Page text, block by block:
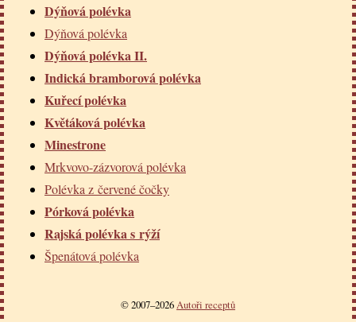
Dýňová polévka
Dýňová polévka
Dýňová polévka II.
Indická bramborová polévka
Kuřecí polévka
Květáková polévka
Minestrone
Mrkvovo-zázvorová polévka
Polévka z červené čočky
Pórková polévka
Rajská polévka s rýží
Špenátová polévka
© 2007–2026Autoři receptů